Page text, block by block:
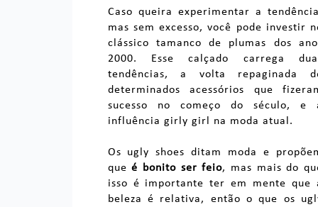
Caso queira experimentar a
mas sem excesso, você pode investir
clássico tamanco de plumas dos
2000. Esse calçado carrega
tendências, a volta repaginada
determinados acessórios que
sucesso no começo do século, e
influência girly girl na moda atual.
Os ugly shoes ditam moda e
queé bonito ser feio, mas mais do
isso é importante ter em mente que
beleza é relativa, então o que os